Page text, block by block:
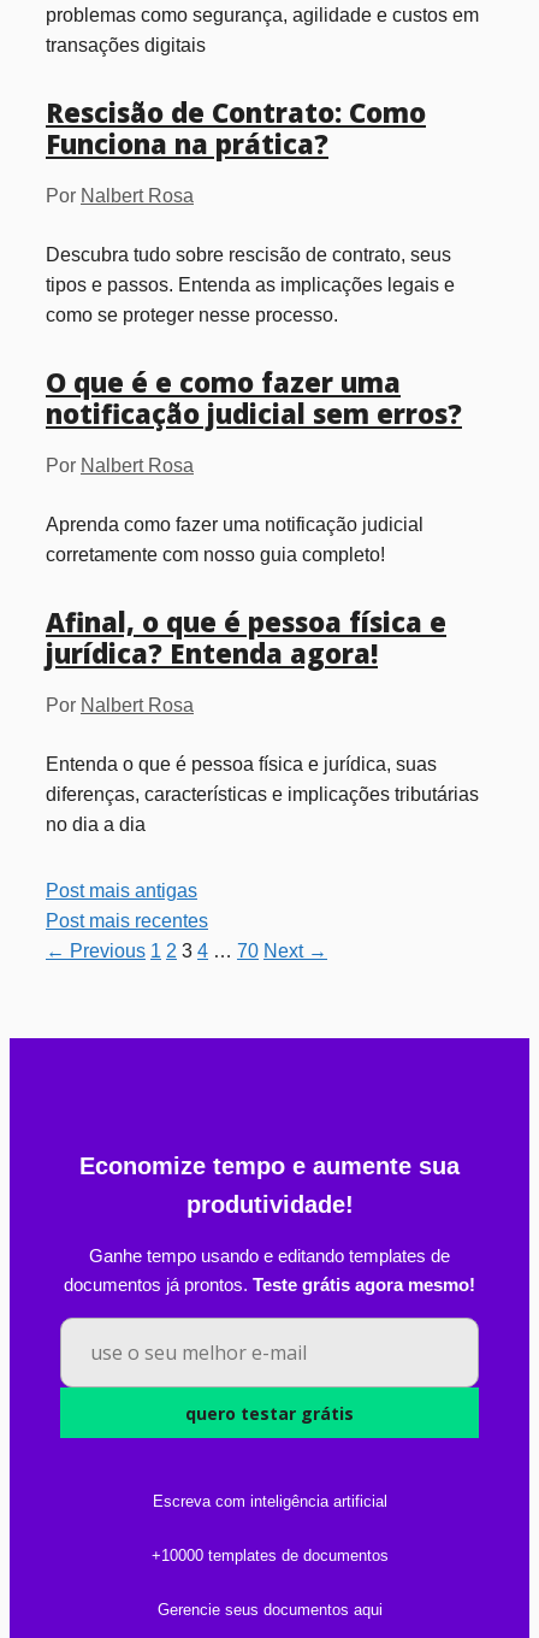
problemas como segurança, agilidade e custos em
transações digitais
Rescisão de Contrato: Como
Funciona na prática?
Por Nalbert Rosa
Descubra tudo sobre rescisão de contrato, seus
tipos e passos. Entenda as implicações legais e
como se proteger nesse processo.
O que é e como fazer uma
notificação judicial sem erros?
Por Nalbert Rosa
Aprenda como fazer uma notificação judicial
corretamente com nosso guia completo!
Afinal, o que é pessoa física e
jurídica? Entenda agora!
Por Nalbert Rosa
Entenda o que é pessoa física e jurídica, suas
diferenças, características e implicações tributárias
no dia a dia
Post mais antigas
Post mais recentes
← Previous Page
1 Page
2 Page
3 Page
4 … Page
70 Next →
Economize tempo e aumente sua
produtividade!
Ganhe tempo usando e editando templates de
documentos já prontos. Teste grátis agora mesmo!
quero testar grátis
Escreva com inteligência artificial
+10000 templates de documentos
Gerencie seus documentos aqui